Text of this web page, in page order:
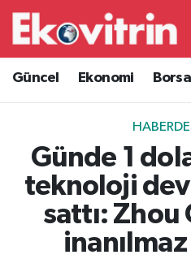
Güncel Ekonomi
Günde 1
teknoloji
sattı: Zhou
Güncel
Ekonomi
Borsa Haberleri
İş Dünyası
Lojistik
Hava Durumu
Trafik Durumu
Süper Lig Puan
Tüm Manşetler
Son Dakika Haberleri